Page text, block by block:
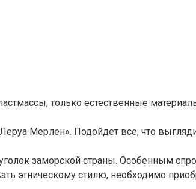
только естественные
Мерлен». Подойдет все, что
заморской страны. Особенным
этническому стилю, необходимо